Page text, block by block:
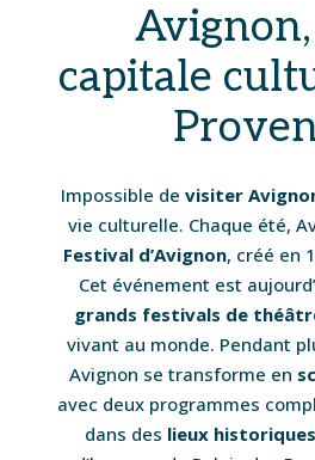
capitale
Impossible de visiter
vie culturelle. Chaque été,
Festival d’Avignon, créé en
Cet événement est
grands festivals de
vivant au monde. Pendant
Avignon se transforme en
avec deux programmes
dans des lieux historiques